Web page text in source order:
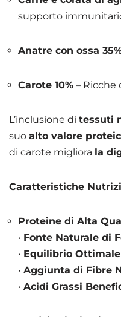
supporto
Anatre con ossa
Carote 10% – Ricche
L’inclusione di tessuti
suo alto valore
di carote migliora la
Caratteristiche
Proteine di Alta
• Fonte Naturale di
• Equilibrio
• Aggiunta di Fibre
• Acidi Grassi